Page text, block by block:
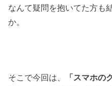
なんて疑問を抱いてた方も
か。
そこで今回は、
「スマホの